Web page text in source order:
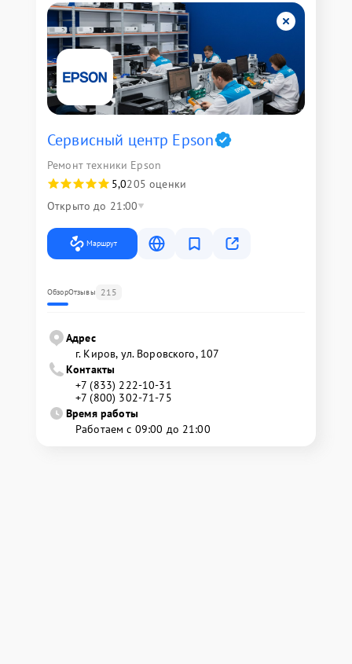
Сервисный центр Epson
Ремонт техники Epson
5,0205 оценки
Открыто до 21:00
Маршрут
ОбзорОтзывы 215
Адрес
г. Киров, ул. Воровского, 107
Контакты
+7 (833) 222-10-31
+7 (800) 302-71-75
Время работы
Работаем с 09:00 до 21:00